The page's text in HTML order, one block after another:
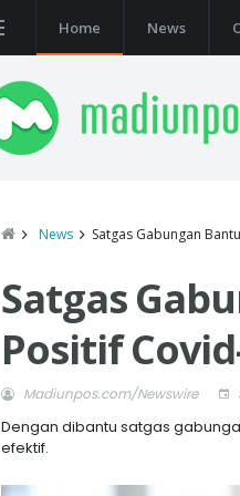
Home News
News Satgas Gabungan
Satgas
Positif
Madiunpos.com/Newswire
Dengan dibantu satgas
efektif.